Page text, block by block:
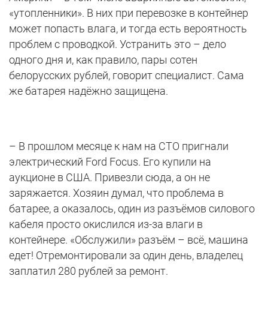
«утопленники». В них при перевозке в контейнер
может попасть влага, и тогда есть вероятность
проблем с проводкой. Устранить это – дело
одного дня и, как правило, пары сотен
белорусских рублей, говорит специалист. Сама
же батарея надёжно защищена.
– В прошлом месяце к нам на СТО пригнали
электрический Ford Focus. Его купили на
аукционе в США. Привезли сюда, а он не
заряжается. Хозяин думал, что проблема в
батарее, а оказалось, один из разъёмов силового
кабеля просто окислился из-за влаги в
контейнере. «Обслужили» разъём – всё, машина
едет! Отремонтировали за один день, владелец
заплатил 280 рублей за ремонт.